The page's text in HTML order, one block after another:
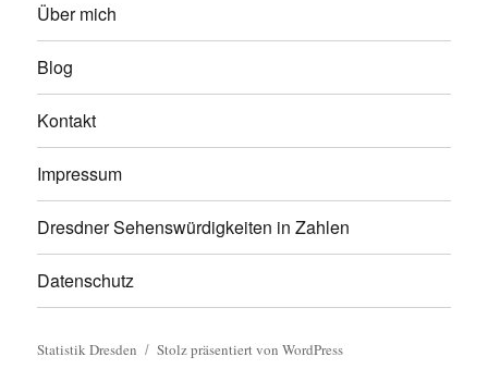
Über mich
Blog
Kontakt
Impressum
Dresdner Sehenswürdigkeiten in Zahlen
Datenschutz
Statistik Dresden Stolz präsentiert von WordPress